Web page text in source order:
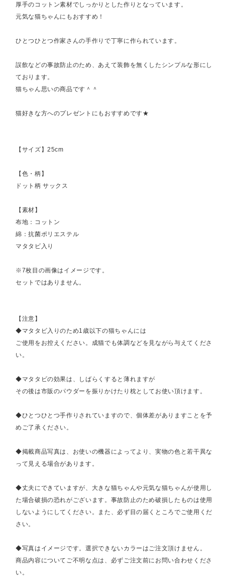
厚手のコットン素材でしっかりとした作りとなっています。
元気な猫ちゃんにもおすすめ！
ひとつひとつ作家さんの手作りで丁寧に作られています。
誤飲などの事故防止のため、あえて装飾を無くしたシンプルな形にし
ております。
猫ちゃん思いの商品です＾＾
猫好きな方へのプレゼントにもおすすめです★
【サイズ】25cm
【色・柄】
ドット柄 サックス
【素材】
布地：コットン
綿：抗菌ポリエステル
マタタビ入り
※7枚目の画像はイメージです。
セットではありません。
【注意】
◆マタタビ入りのため1歳以下の猫ちゃんには
ご使用をお控えください。成猫でも体調などを見ながら与えてくださ
い。
◆マタタビの効果は、しばらくすると薄れますが
その後は市販のパウダーを振りかけたり枕としてお使い頂けます。
◆ひとつひとつ手作りされていますので、個体差がありますことを予
めご了承ください。
◆掲載商品写真は、お使いの機器によってより、実物の色と若干異な
って見える場合があります。
◆丈夫にできていますが、大きな猫ちゃんや元気な猫ちゃんが使用し
た場合破損の恐れがございます。事故防止のため破損したものは使用
しないようにしてください。また、必ず目の届くところでご使用くだ
さい。
◆写真はイメージです。選択できないカラーはご注文頂けません。
商品内容についてご不明な点は、必ずご注文前にお問い合わせくださ
い。